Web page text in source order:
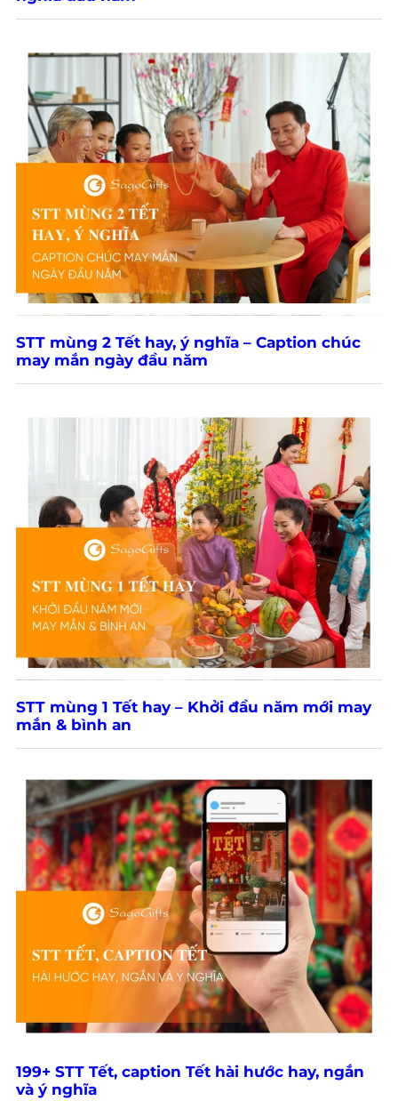
STT mùng 2 Tết hay, ý nghĩa – Caption chúc
may mắn ngày đầu năm
STT mùng 1 Tết hay – Khởi đầu năm mới may
mắn & bình an
199+ STT Tết, caption Tết hài hước hay, ngắn
và ý nghĩa